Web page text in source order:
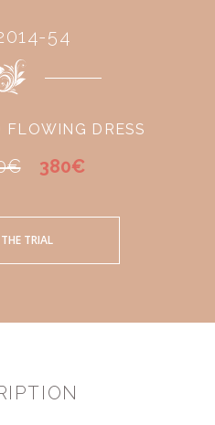
54
FLOWING DRESS
380€
TRIAL